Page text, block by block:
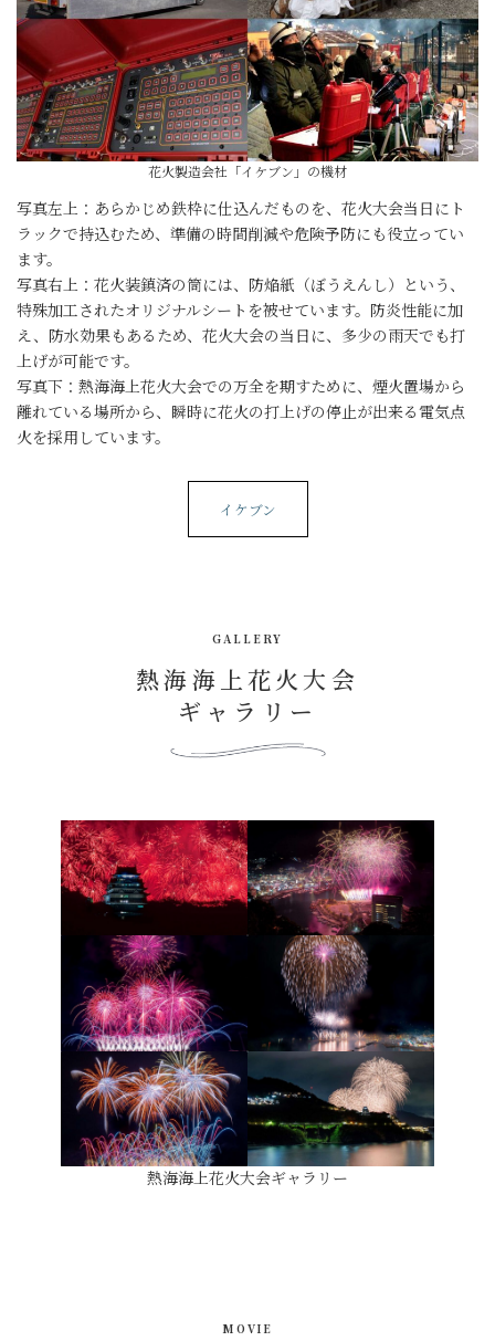
花火製造会社「イケブン」の機材
写真左上：あらかじめ鉄枠に仕込んだものを、花火大会当日にト
ラックで持込むため、準備の時間削減や危険予防にも役立ってい
ます。
写真右上：花火装鎮済の筒には、防焔紙（ぼうえんし）という、
特殊加工されたオリジナルシートを被せています。防炎性能に加
え、防水効果もあるため、花火大会の当日に、多少の雨天でも打
上げが可能です。
写真下：熱海海上花火大会での万全を期すために、煙火置場から
離れている場所から、瞬時に花火の打上げの停止が出来る電気点
火を採用しています。
イケブン
熱海海上花火大会
ギャラリー
GALLERY
熱海海上花火大会ギャラリー
MOVIE